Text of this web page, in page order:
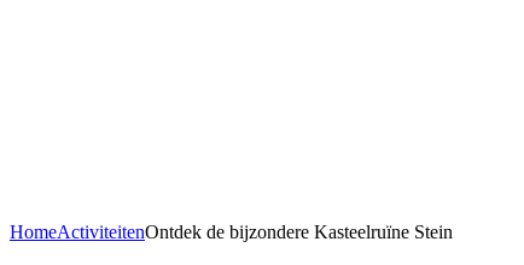
HomeActiviteitenOntdek de bijzondere Kasteelruïne Stein